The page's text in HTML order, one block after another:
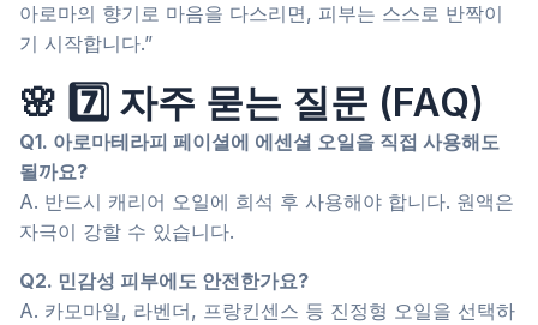
아로마의 향기로 마음을 다스리면, 피부는 스스로 반짝이
기 시작합니다.”
🌸 7️⃣ 자주 묻는 질문 (FAQ)
Q1. 아로마테라피 페이셜에 에센셜 오일을 직접 사용해도
될까요?
A. 반드시 캐리어 오일에 희석 후 사용해야 합니다. 원액은
자극이 강할 수 있습니다.
Q2. 민감성 피부에도 안전한가요?
A. 카모마일, 라벤더, 프랑킨센스 등 진정형 오일을 선택하